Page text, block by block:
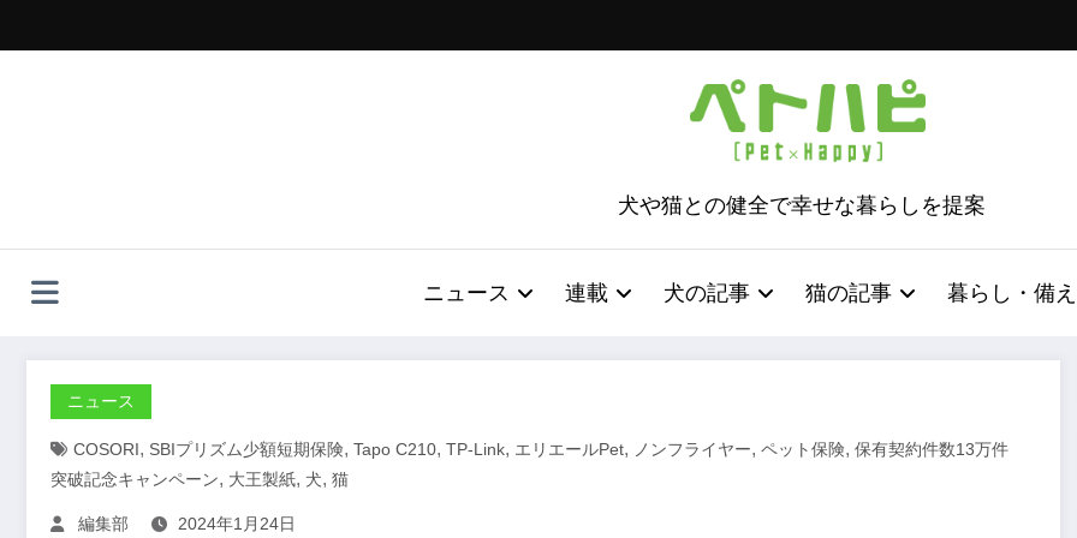
ッ
犬や猫との健全で幸せな暮らしを提案
ニュース 連載 犬の記事 猫の記事 暮らし・備え
ニュース
COSORI, SBIプリズム少額短期保険, Tapo C210, TP-Link, エリエールPet, ノンフライヤー, ペット保険, 保有契約件数13万件
突破記念キャンペーン, 大王製紙, 犬, 猫
編集部 2024年1月24日